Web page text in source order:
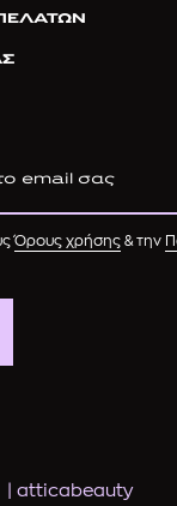
Όρους χρήσης & την
atticabeauty